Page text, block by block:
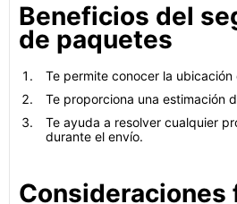
Beneficios del
de paquetes
Te permite conocer la
Te proporciona una estimación
Te ayuda a resolver cualquier
durante el envío.
Consideraciones